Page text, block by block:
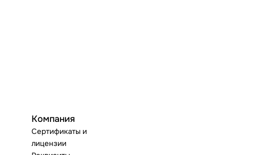
Компания
Сертификаты и
лицензии